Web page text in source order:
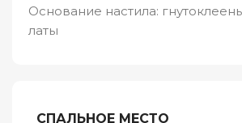
Основание настила:
латы
СПАЛЬНОЕ МЕСТО